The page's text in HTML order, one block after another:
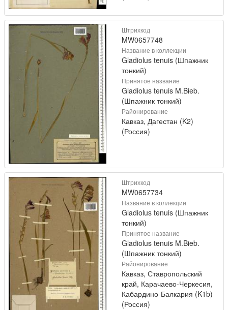
Штрихкод
MW0657748
Название в коллекции
Gladiolus tenuis (Шпажник
тонкий)
Принятое название
Gladiolus tenuis M.Bieb.
(Шпажник тонкий)
Районирование
Кавказ, Дагестан (K2)
(Россия)
Штрихкод
MW0657734
Название в коллекции
Gladiolus tenuis (Шпажник
тонкий)
Принятое название
Gladiolus tenuis M.Bieb.
(Шпажник тонкий)
Районирование
Кавказ, Ставропольский
край, Карачаево-Черкесия,
Кабардино-Балкария (K1b)
(Россия)